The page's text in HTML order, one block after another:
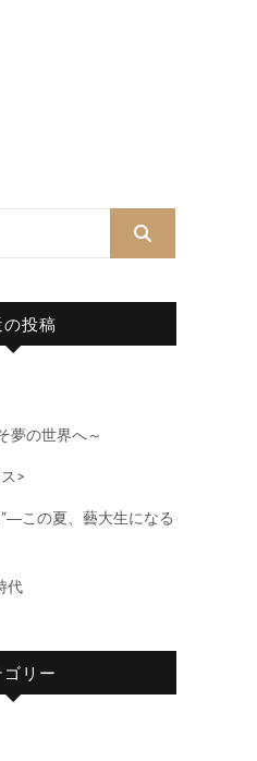
投稿
夢の世界へ～
>
この夏、藝大生になる
代
ゴリー